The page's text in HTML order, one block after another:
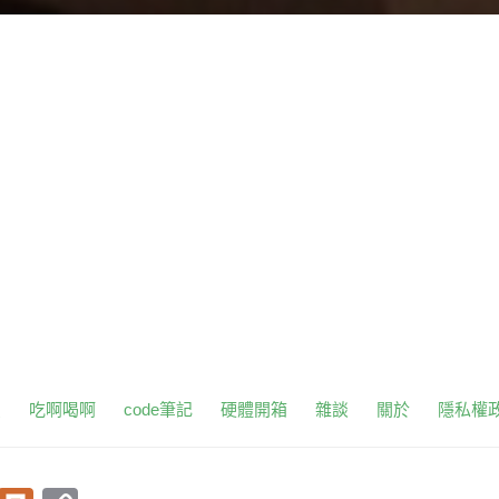
吃啊喝啊 code筆記 硬體開箱 雜談 關於 隱私權